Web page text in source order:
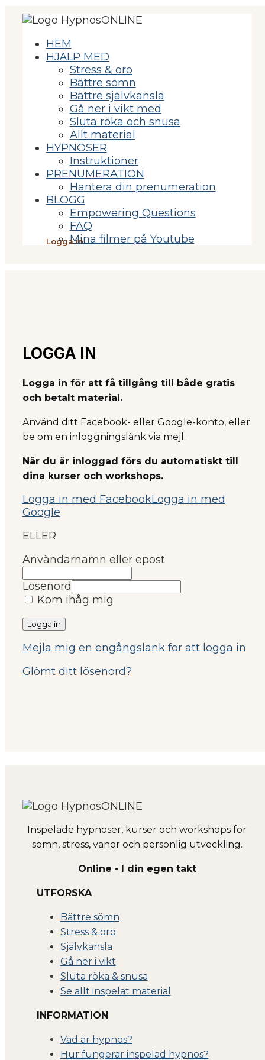
HEM
HJÄLP MED
Stress & oro
Bättre sömn
Bättre självkänsla
Gå ner i vikt med
Sluta röka och snusa
Allt material
HYPNOSER
Instruktioner
PRENUMERATION
Hantera din prenumeration
BLOGG
Empowering Questions
FAQ
Mina filmer på Youtube
Logga in
LOGGA IN
Logga in för att få tillgång till både gratis
och betalt material.
Använd ditt Facebook- eller Google-konto, eller
be om en inloggningslänk via mejl.
När du är inloggad förs du automatiskt till
dina kurser och workshops.
Logga in med FacebookLogga in med
Google
ELLER
Användarnamn eller epost
Lösenord
Kom ihåg mig
Mejla mig en engångslänk för att logga in
Glömt ditt lösenord?
Inspelade hypnoser, kurser och workshops för
sömn, stress, vanor och personlig utveckling.
Online • I din egen takt
UTFORSKA
Bättre sömn
Stress & oro
Självkänsla
Gå ner i vikt
Sluta röka & snusa
Se allt inspelat material
INFORMATION
Vad är hypnos?
Hur fungerar inspelad hypnos?